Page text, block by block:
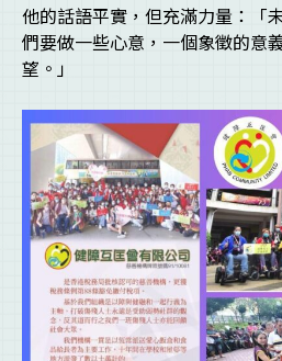
他的話語平實，但充滿力量：「
們要做一些心意，一個象徵的意
望。」